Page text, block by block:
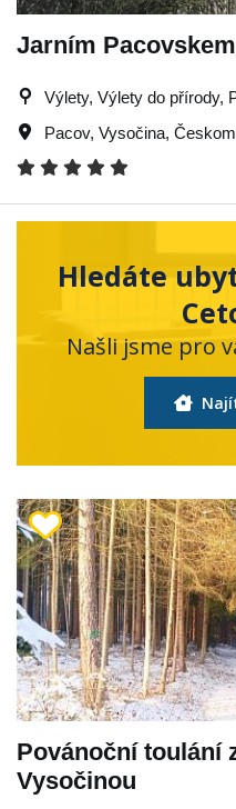
Jarním
Výlety, Výlety do přírody,
Pacov, Vysočina,
Hledáte
Našli jsme pro
Povánoční toulání
Vysočinou